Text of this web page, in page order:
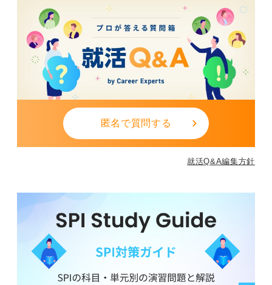
匿名で質問する
就活Q&A編集方針